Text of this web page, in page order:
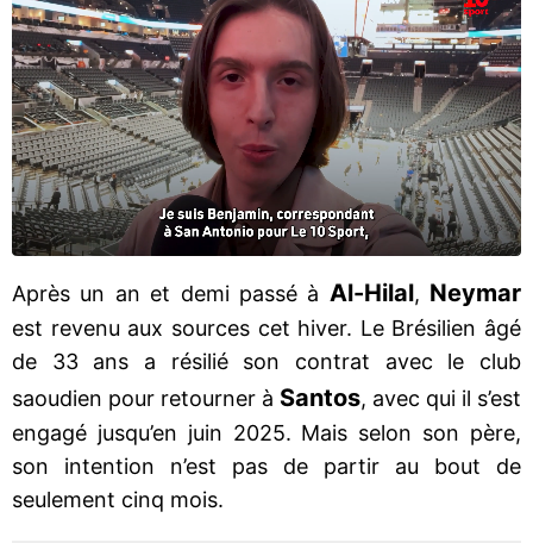
Après un an et demi passé à Al-Hilal, Neymar
est revenu aux sources cet hiver. Le Brésilien âgé
de 33 ans a résilié son contrat avec le club
saoudien pour retourner à Santos, avec qui il s’est
engagé jusqu’en juin 2025. Mais selon son père,
son intention n’est pas de partir au bout de
seulement cinq mois.